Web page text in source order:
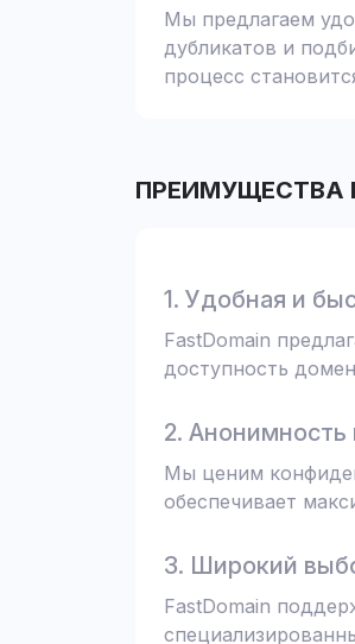
Мы предлагаем
дубликатов и
процесс
ПРЕИМУЩЕСТВА
1. Удобная и
FastDomain
доступность
2. Анонимность
Мы ценим
обеспечивает
3. Широкий
FastDomain